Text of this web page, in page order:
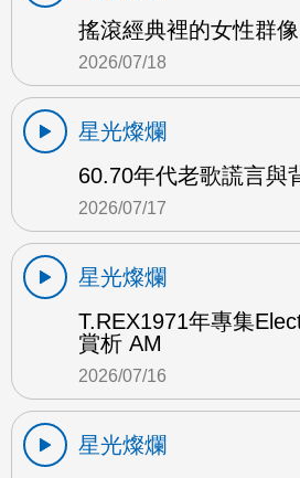
搖滾經典裡的女性群
2026/07/18
星光燦爛
60.70年代老歌謊言與
2026/07/17
星光燦爛
T.REX1971年專集
賞析 AM
2026/07/16
星光燦爛